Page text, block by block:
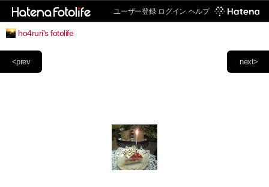
ユーザー登録 ログイン ヘルプ
ho4ruri's fotolife
next>
<prev